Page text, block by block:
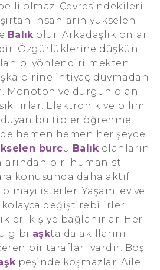
olmaz. Çevresindekileri
insanların yükselen
Balıkolur. Arkadaşlık onlar
Özgürlüklerine düşkün
yönlendirilmekten
birine ihtiyaç duymadan
Monoton ve durgun olan
Elektronik ve bilim
bu tipler öğrenme
hemen hemen her şeyde
burcu Balıkolanların
biri hümanist
konusunda daha aktif
isterler. Yaşam, ev ve
kolayca değiştirebilirler.
kişiye bağlanırlar. Her
gibi aşkta da akıllarını
bir tarafları vardır. Boş
peşinde koşmazlar. Aile